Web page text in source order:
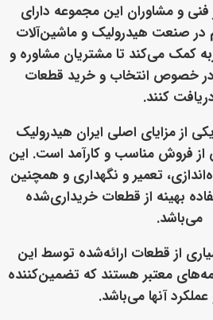
فنی و مشاوران این مجموعه دارای
در صنعت هیدرولیک و ماشین‌آلات
کمک می‌کند تا مشتریان مشاوره و
در خصوص انتخاب و خرید قطعات
کنند.
از مزایای اصلی ایران هیدرولیک
از فروش مناسب و کارآمد است. این
تعمیر و نگهداری و همچنین
بهینه از قطعات خریداری‌شده
می‌باشد.
از قطعات ارائه‌شده توسط این
معتبر هستند که تضمین‌کننده
آنها می‌باشد.